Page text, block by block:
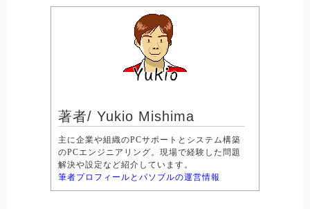
著者/ Yukio Mishima
主に企業や組織のPCサポートとシステム構築
のPCエンジニアリング。現場で経験した問題
解決や設定など紹介しています。
筆者プロフィールとパソブルの運営情報